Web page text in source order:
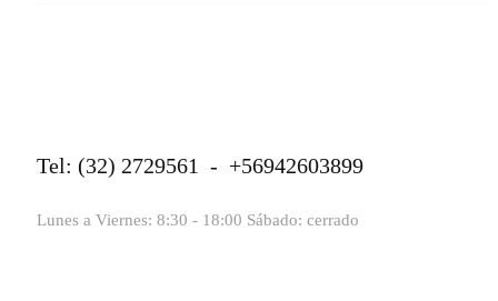
Tel: (32) 2729561 - +56942603899
Lunes a Viernes: 8:30 - 18:00 Sábado: cerrado